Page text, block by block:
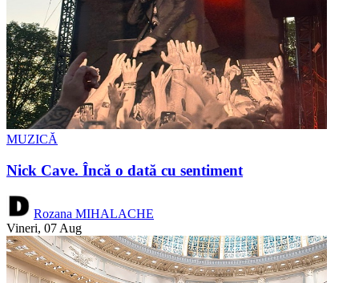
MUZICĂ
Nick Cave. Încă o dată cu sentiment
Rozana MIHALACHE
Vineri, 07 Aug